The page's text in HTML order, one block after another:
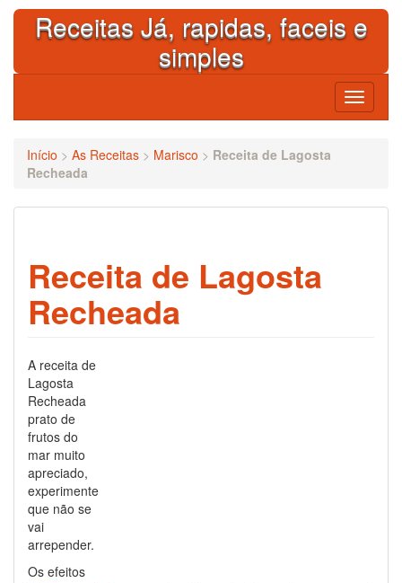
Skip
contentReceitas Já, rapidas, faceis e
simples
Toggle
Início > As Receitas > Marisco > Receita de Lagosta
Recheada
Receita de Lagosta
Recheada
A receita de
Lagosta
Recheada
prato de
frutos do
mar muito
apreciado,
experimente
que não se
vai
arrepender.
Os efeitos